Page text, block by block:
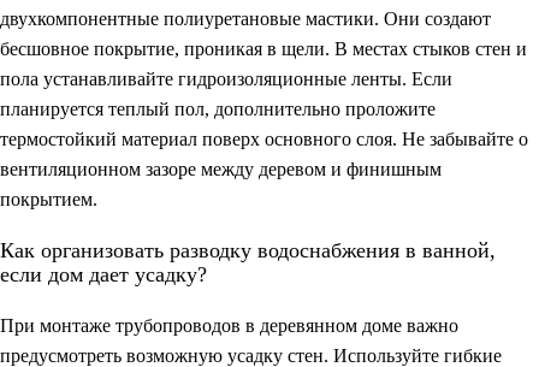
двухкомпонентные полиуретановые мастики. Они создают
бесшовное покрытие, проникая в щели. В местах стыков стен и
пола устанавливайте гидроизоляционные ленты. Если
планируется теплый пол, дополнительно проложите
термостойкий материал поверх основного слоя. Не забывайте о
вентиляционном зазоре между деревом и финишным
покрытием.
Как организовать разводку водоснабжения в ванной,
если дом дает усадку?
При монтаже трубопроводов в деревянном доме важно
предусмотреть возможную усадку стен. Используйте гибкие